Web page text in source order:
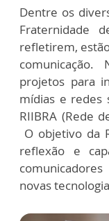
Dentre os
Fraternidade
refletirem,
comunicação.
projetos para
mídias e redes
RIIBRA (Rede
O objetivo da
reflexão e
novas